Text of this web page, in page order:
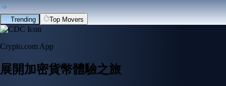
Trending Top Movers
Crypto.com App
展開加密貨幣體驗之旅